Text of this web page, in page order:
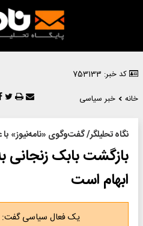
کد خبر: 753133
خانه
خبر سیاسی
نگاه تحلیلگر/ گفت‌وگوی «نامه‌نیوز»
بازگشت بابک زنجانی
ابهام است
یک فعال سیاسی گفت: